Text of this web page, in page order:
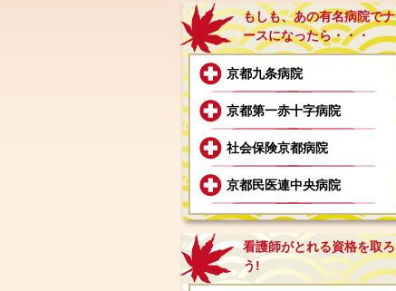
もしも、あの有名病院でナ
ースになったら・・・
京都九条病院
京都第一赤十字病院
社会保険京都病院
京都民医連中央病院
看護師がとれる資格を取ろ
う!